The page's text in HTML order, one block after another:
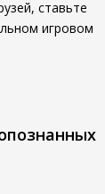
ставьте
игровом